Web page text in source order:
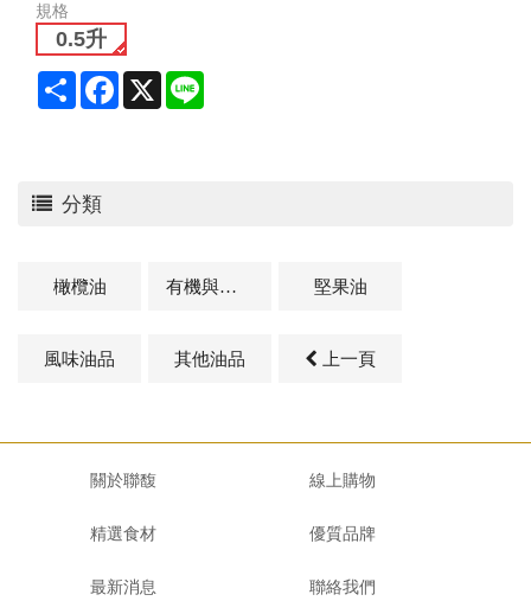
分類
橄欖油 有機與天然油品 堅果油
風味油品 其他油品 上一頁
規格
0.5升
Share Facebook
X
關於聯馥 線上購物
精選食材 優質品牌
最新消息 聯絡我們